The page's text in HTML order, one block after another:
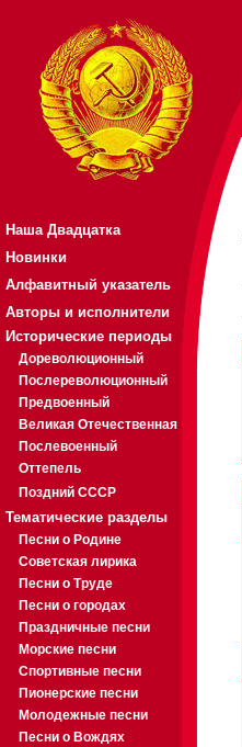
Наша Двадцатка
Новинки
Алфавитный указатель
Авторы и исполнители
Исторические периоды
Дореволюционный
Послереволюционный
Предвоенный
Великая Отечественная
Послевоенный
Оттепель
Поздний СССР
Тематические разделы
Песни о Родине
Советская лирика
Песни о Труде
Песни о городах
Праздничные песни
Морские песни
Спортивные песни
Пионерские песни
Молодежные песни
Песни о Вождях